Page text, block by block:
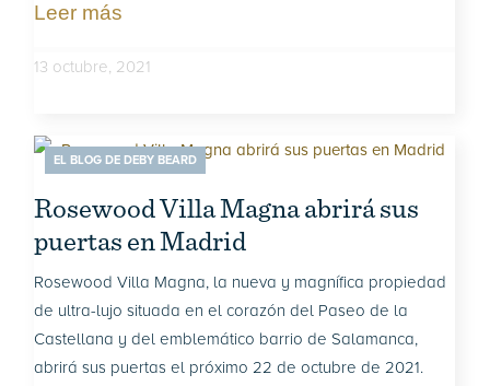
Leer más
13 octubre, 2021
EL BLOG DE DEBY BEARD
Rosewood Villa Magna abrirá sus
puertas en Madrid
Rosewood Villa Magna, la nueva y magnífica propiedad
de ultra-lujo situada en el corazón del Paseo de la
Castellana y del emblemático barrio de Salamanca,
abrirá sus puertas el próximo 22 de octubre de 2021.